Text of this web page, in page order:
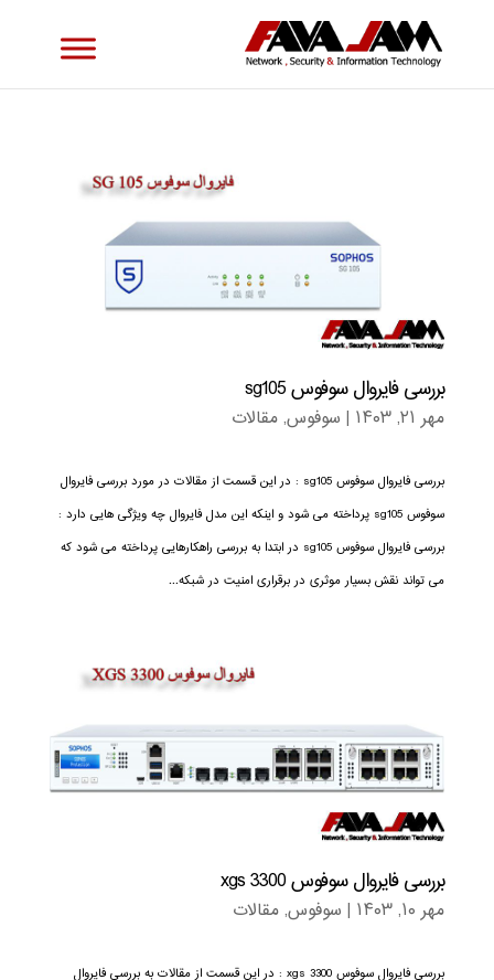
بررسی فایروال سوفوس sg105
مهر ۲۱, ۱۴۰۳ | سوفوس,مقالات
بررسی فایروال سوفوس sg105 : در این قسمت از مقالات در مورد بررسی فایروال
سوفوس sg105 پرداخته می شود و اینکه این مدل فایروال چه ویژگی هایی دارد :
بررسی فایروال سوفوس sg105 در ابتدا به بررسی راهکارهایی پرداخته می شود که
می تواند نقش بسیار موثری در برقراری امنیت در شبکه...
بررسی فایروال سوفوس xgs 3300
مهر ۱۰, ۱۴۰۳ | سوفوس,مقالات
بررسی فایروال سوفوس xgs 3300 : در این قسمت از مقالات به بررسی فایروال